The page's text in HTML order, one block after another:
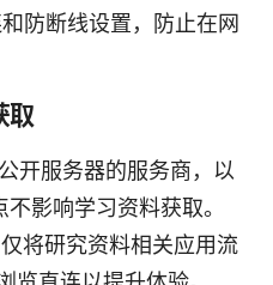
防断线设置，防止在网
取
开服务器的服务商，以
影响学习资料获取。
将研究资料相关应用流